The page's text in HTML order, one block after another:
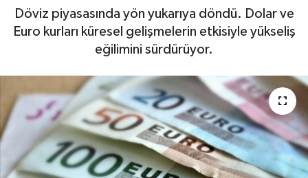
Döviz piyasasında yön yukarıya döndü. Dolar ve
Euro kurları küresel gelişmelerin etkisiyle yükseliş
eğilimini sürdürüyor.